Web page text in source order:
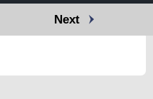
See the map
各バス会社リンク先
Next